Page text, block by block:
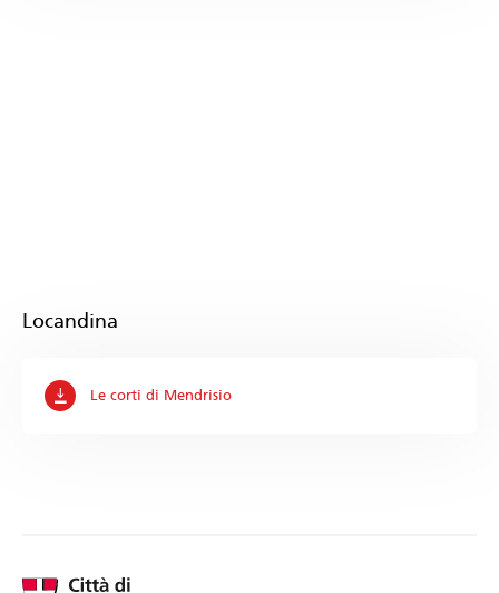
Locandina
Le corti di Mendrisio